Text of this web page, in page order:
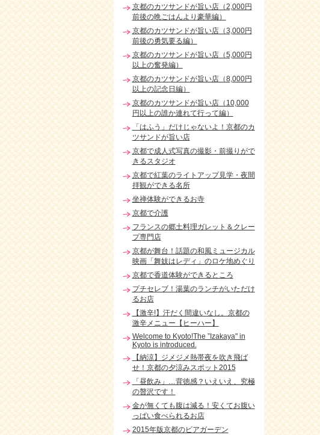
京都のカツサンドが旨い店（2,000円
前後の晩ごはんより豪華編）
京都のカツサンドが旨い店（3,000円
前後の勇気要る編）
京都のカツサンドが旨い店（5,000円
以上の奮発編）
京都のカツサンドが旨い店（8,000円
以上の記念日編）
京都のカツサンドが旨い店（10,000
円以上の誰か連れて行って編）
「はふう」だけじゃないよ！京都のカ
ツサンドが旨い店
京都で成人式写真の撮影・前撮りがで
きるスタジオ
京都で紅葉のライトアップ見学・夜間
拝観ができる名所
坐禅体験ができるお寺
京都で介護
フランスの郷土料理ガレット＆クレー
プ専門店
京都が舞台！話題の和風ミュージカル
映画「舞妓はレディ」のロケ地めぐり
京都で香道体験ができるところ
プチセレブ！湯葉のランチがいただけ
るお店
【激辛!】汗だく間違いなし。京都の
激辛メニュー【ヒーハー】
Welcome to Kyoto!The ”Izakaya" in
Kyoto is introduced.
【納涼】ジメジメ熱帯夜を吹き飛ば
せ！京都の夕涼みスポット2015
「昼飲み」…背徳感？いえいえ、究極
の贅沢です！
金が無くても腹は減る！安くてお腹い
っぱい食べられるお店
2015年版京都のビアガーデン